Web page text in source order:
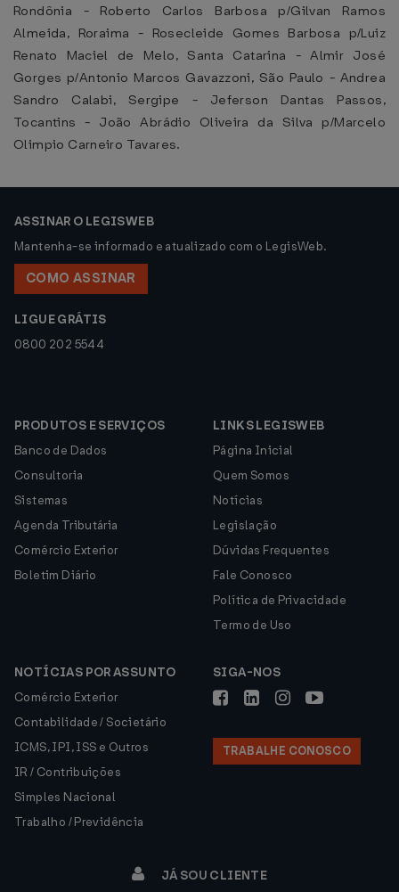
Rondônia - Roberto Carlos Barbosa p/Gilvan Ramos
Almeida, Roraima - Rosecleide Gomes Barbosa p/Luiz
Renato Maciel de Melo, Santa Catarina - Almir José
Gorges p/Antonio Marcos Gavazzoni, São Paulo - Andrea
Sandro Calabi, Sergipe - Jeferson Dantas Passos,
Tocantins - João Abrádio Oliveira da Silva p/Marcelo
Olimpio Carneiro Tavares.
ASSINAR O LEGISWEB
Mantenha-se informado e atualizado com o LegisWeb.
COMO ASSINAR
LIGUE GRÁTIS
0800 202 5544
PRODUTOS E SERVIÇOS
Banco de Dados
Consultoria
Sistemas
Agenda Tributária
Comércio Exterior
Boletim Diário
LINKS LEGISWEB
Página Inicial
Quem Somos
Notícias
Legislação
Dúvidas Frequentes
Fale Conosco
Política de Privacidade
Termo de Uso
NOTÍCIAS POR ASSUNTO
Comércio Exterior
Contabilidade / Societário
ICMS, IPI, ISS e Outros
IR / Contribuições
Simples Nacional
Trabalho / Previdência
SIGA-NOS
TRABALHE CONOSCO
JÁ SOU CLIENTE